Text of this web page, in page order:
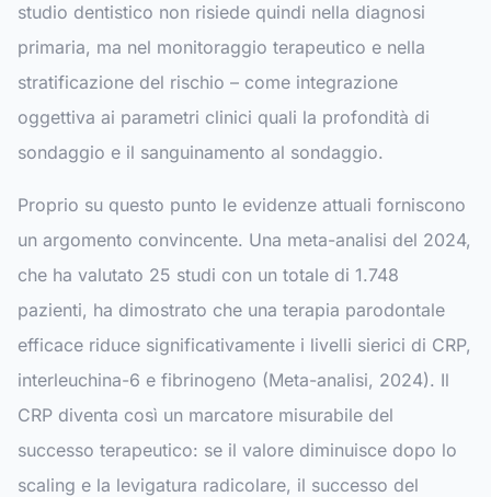
studio dentistico non risiede quindi nella diagnosi
primaria, ma nel monitoraggio terapeutico e nella
stratificazione del rischio – come integrazione
oggettiva ai parametri clinici quali la profondità di
sondaggio e il sanguinamento al sondaggio.
Proprio su questo punto le evidenze attuali forniscono
un argomento convincente. Una meta-analisi del 2024,
che ha valutato 25 studi con un totale di 1.748
pazienti, ha dimostrato che una terapia parodontale
efficace riduce significativamente i livelli sierici di CRP,
interleuchina-6 e fibrinogeno (Meta-analisi, 2024). Il
CRP diventa così un marcatore misurabile del
successo terapeutico: se il valore diminuisce dopo lo
scaling e la levigatura radicolare, il successo del